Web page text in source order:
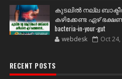
കുടലിൽ നല്ല
കഴിക്കേണ്ട ഏഴ്
bacteria-in-your-gut
webdesk Oct
RECENT POSTS